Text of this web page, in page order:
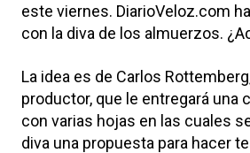
este viernes. DiarioVeloz.com
con la diva de los almuerzos.
La idea es de Carlos
productor, que le entregará una
con varias hojas en las cuales
diva una propuesta para hacer